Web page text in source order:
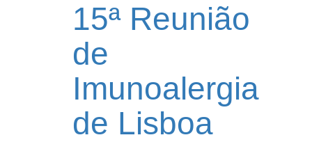
15ª Reunião
de
Imunoalergia
de Lisboa